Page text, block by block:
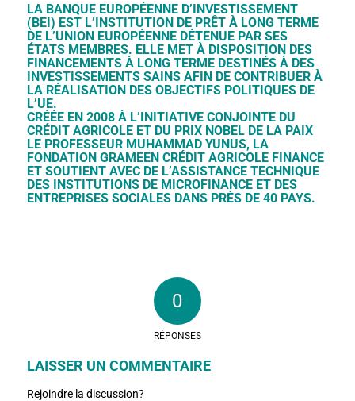
LA BANQUE EUROPÉENNE D’INVESTISSEMENT
(BEI) EST L’INSTITUTION DE PRÊT À LONG TERME
DE L’UNION EUROPÉENNE DÉTENUE PAR SES
ÉTATS MEMBRES. ELLE MET À DISPOSITION DES
FINANCEMENTS À LONG TERME DESTINÉS À DES
INVESTISSEMENTS SAINS AFIN DE CONTRIBUER À
LA RÉALISATION DES OBJECTIFS POLITIQUES DE
L’UE.
CRÉÉE EN 2008 À L’INITIATIVE CONJOINTE DU
CRÉDIT AGRICOLE ET DU PRIX NOBEL DE LA PAIX
LE PROFESSEUR MUHAMMAD YUNUS, LA
FONDATION GRAMEEN CRÉDIT AGRICOLE FINANCE
ET SOUTIENT AVEC DE L’ASSISTANCE TECHNIQUE
DES INSTITUTIONS DE MICROFINANCE ET DES
ENTREPRISES SOCIALES DANS PRÈS DE 40 PAYS.
0
RÉPONSES
LAISSER UN COMMENTAIRE
Rejoindre la discussion?